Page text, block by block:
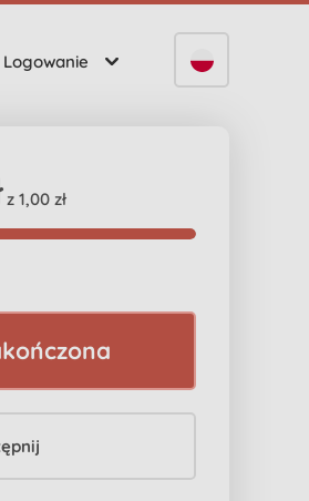
Logowanie
z 1,00 zł